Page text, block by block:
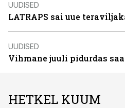
UUDISED
LATRAPS sai uue
UUDISED
Vihmane juuli pidurdas
HETKEL KUUM